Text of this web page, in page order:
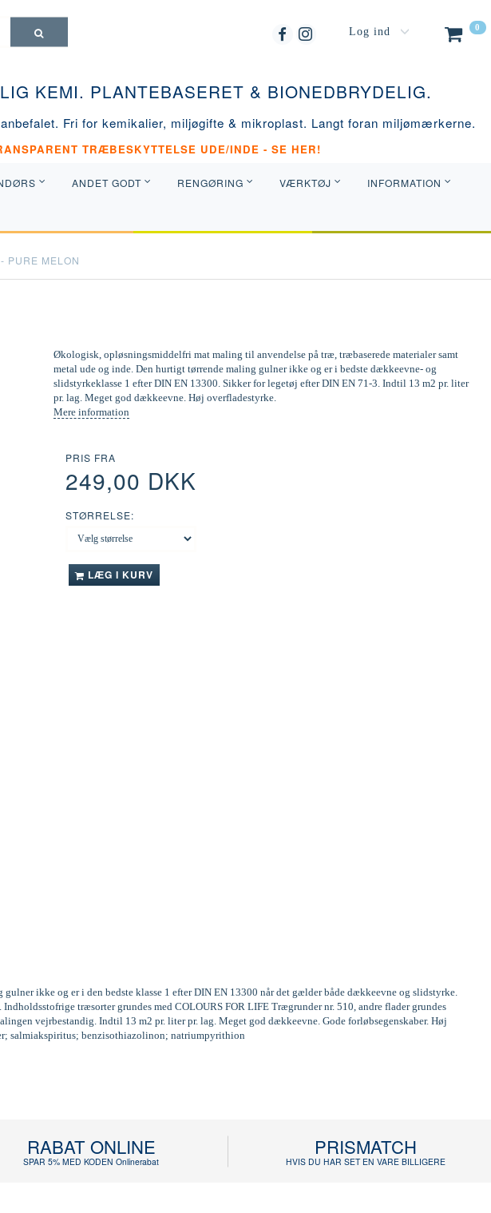
0
Log ind
KEMI. PLANTEBASERET & BIONEDBRYDELIG.
Fri for kemikalier, miljøgifte & mikroplast. Langt foran miljømærkerne.
TRÆBESKYTTELSE UDE/INDE - SE HER!
ANDET GODT RENGØRING VÆRKTØJ INFORMATION
PURE MELON
Økologisk, opløsningsmiddelfri mat maling til anvendelse på træ, træbaserede materialer samt
metal ude og inde. Den hurtigt tørrende maling gulner ikke og er i bedste dækkeevne- og
slidstyrkeklasse 1 efter DIN EN 13300. Sikker for legetøj efter DIN EN 71-3. Indtil 13 m2 pr. liter
pr. lag. Meget god dækkeevne. Høj overfladestyrke.
Mere information
PRIS FRA
249,00 DKK
STØRRELSE:
LÆG I KURV
ikke og er i den bedste klasse 1 efter DIN EN 13300 når det gælder både dækkeevne og slidstyrke.
træsorter grundes med COLOURS FOR LIFE Trægrunder nr. 510, andre flader grundes
vejrbestandig. Indtil 13 m2 pr. liter pr. lag. Meget god dækkeevne. Gode forløbsegenskaber. Høj
salmiakspiritus; benzisothiazolinon; natriumpyrithion
RABAT ONLINE
SPAR 5% MED KODEN Onlinerabat
PRISMATCH
HVIS DU HAR SET EN VARE BILLIGERE